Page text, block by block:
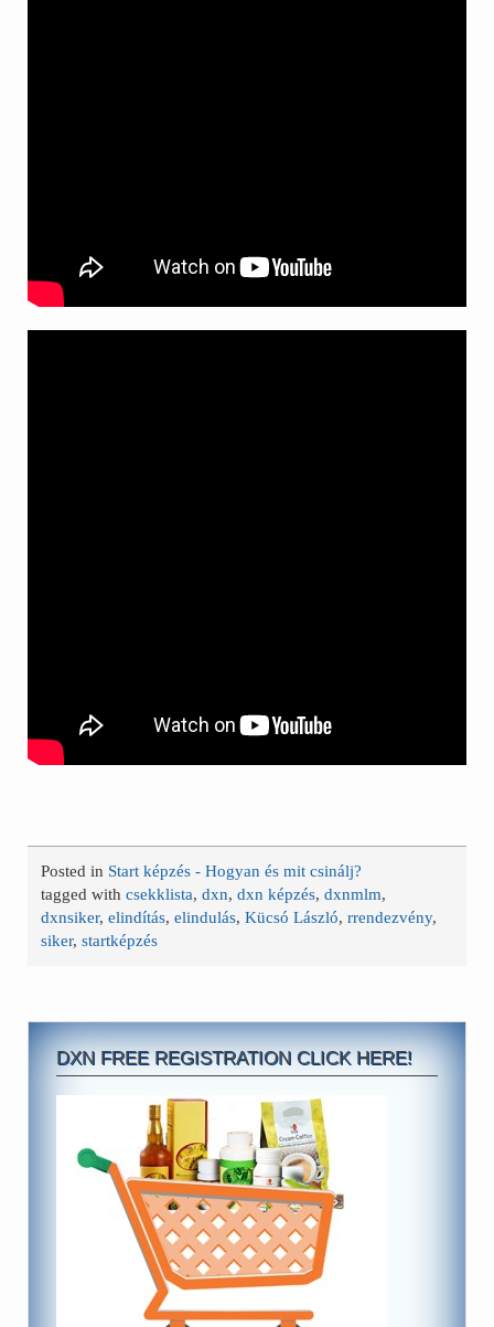
Posted in Start képzés - Hogyan és mit csinálj?
tagged withcsekklista,dxn,dxn képzés,dxnmlm,
dxnsiker,elindítás,elindulás,Kücsó László,rrendezvény,
siker,startképzés
DXN FREE REGISTRATION CLICK HERE!